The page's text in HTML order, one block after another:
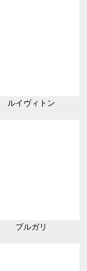
ルイヴィトン
ブルガリ